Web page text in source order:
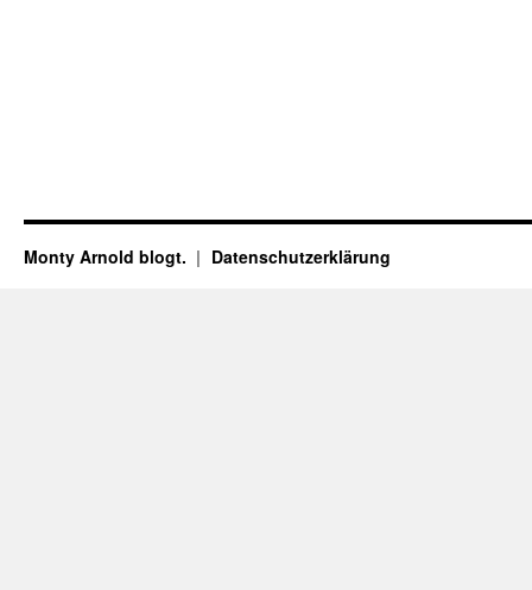
Monty Arnold blogt. Datenschutz­erklärung